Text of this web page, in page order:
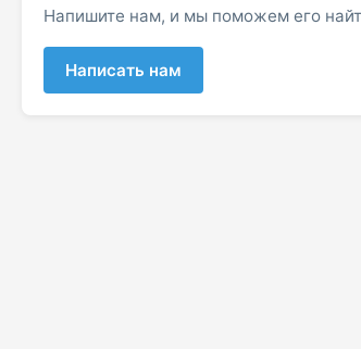
Напишите нам, и мы поможем его
Написать нам